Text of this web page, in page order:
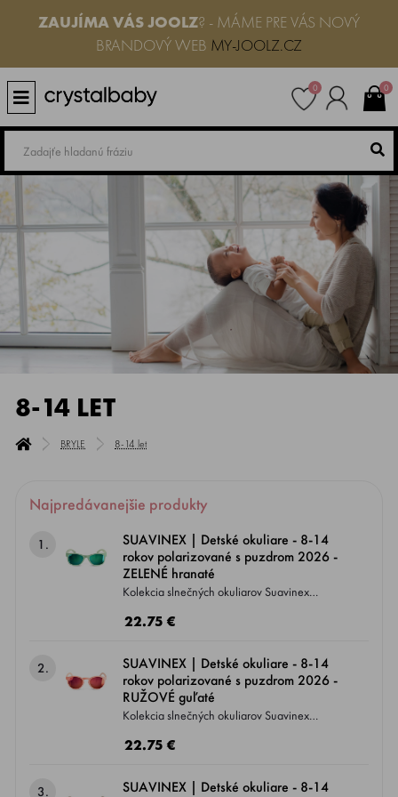
ZAUJÍMA VÁSJOOLZ? - MÁME PRE VÁS NOVÝ
BRANDOVÝ WEB MY-JOOLZ.CZ
0 0
8-14 LET
BRYLE 8-14 let
Najpredávanejšie produkty
1.
SUAVINEX | Detské okuliare - 8-14
rokov polarizované s puzdrom 2026 -
ZELENÉ hranaté
Kolekcia slnečných okuliarov Suavinex
charasteristických znakov odborníkov
Jednak sa jedná o produkt zameraný na
prevenciu, pretože šošovky okuliarov sú
polarizované s UV400 filtrom a jednak
prispôsobia detskej tvári.
22.75 €
2.
SUAVINEX | Detské okuliare - 8-14
rokov polarizované s puzdrom 2026 -
RUŽOVÉ guľaté
Kolekcia slnečných okuliarov Suavinex
charasteristických znakov odborníkov
22.75 €
3.
SUAVINEX | Detské okuliare - 8-14